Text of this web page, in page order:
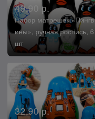
49,90 р.
Набор матрешек «Пингв
ины», ручная роспись, 6
шт
32,90 р.